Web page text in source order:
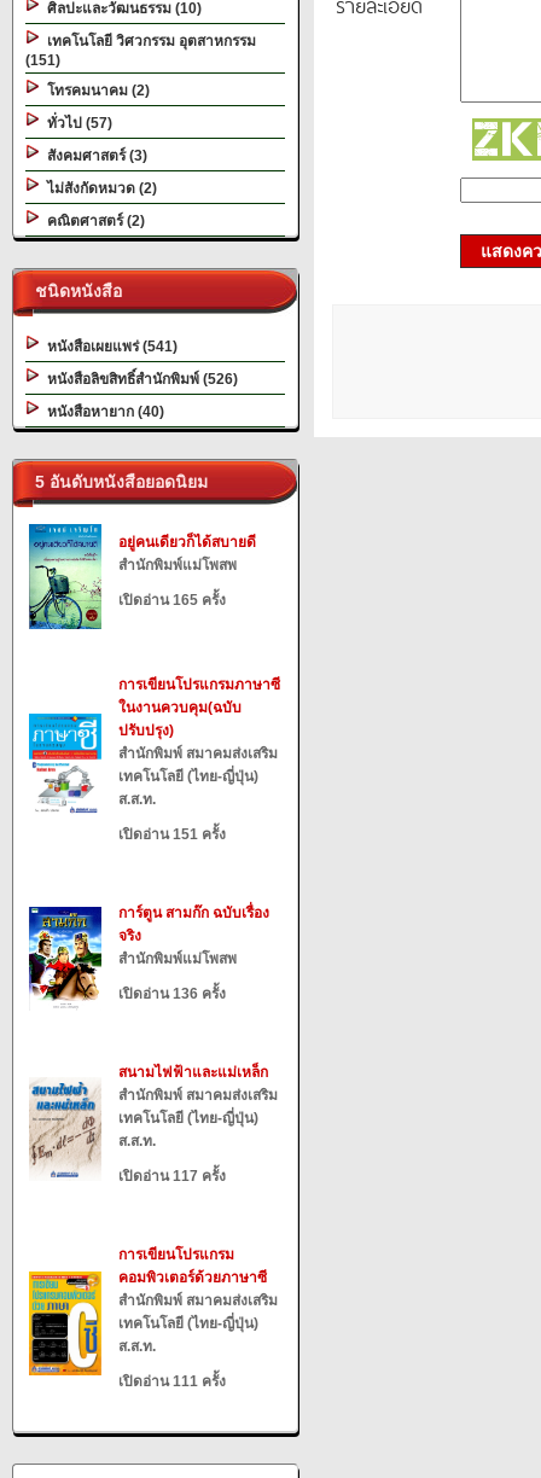
ศิลปะและวัฒนธรรม (10)
เทคโนโลยี วิศวกรรม อุตสาหกรรม
(151)
โทรคมนาคม (2)
ทั่วไป (57)
สังคมศาสตร์ (3)
ไม่สังกัดหมวด (2)
คณิตศาสตร์ (2)
ชนิดหนังสือ
หนังสือเผยแพร่ (541)
หนังสือลิขสิทธิ์สำนักพิมพ์ (526)
หนังสือหายาก (40)
5 อันดับหนังสือยอดนิยม
อยู่คนเดียวก็ได้สบายดี
สำนักพิมพ์แม่โพสพ
เปิดอ่าน 165 ครั้ง
การเขียนโปรแกรมภาษาซี
ในงานควบคุม(ฉบับ
ปรับปรุง)
สำนักพิมพ์ สมาคมส่งเสริม
เทคโนโลยี (ไทย-ญี่ปุ่น)
ส.ส.ท.
เปิดอ่าน 151 ครั้ง
การ์ตูน สามก๊ก ฉบับเรื่อง
จริง
สำนักพิมพ์แม่โพสพ
เปิดอ่าน 136 ครั้ง
สนามไฟฟ้าและแม่เหล็ก
สำนักพิมพ์ สมาคมส่งเสริม
เทคโนโลยี (ไทย-ญี่ปุ่น)
ส.ส.ท.
เปิดอ่าน 117 ครั้ง
การเขียนโปรแกรม
คอมพิวเตอร์ด้วยภาษาซี
สำนักพิมพ์ สมาคมส่งเสริม
เทคโนโลยี (ไทย-ญี่ปุ่น)
ส.ส.ท.
เปิดอ่าน 111 ครั้ง
แสดงค